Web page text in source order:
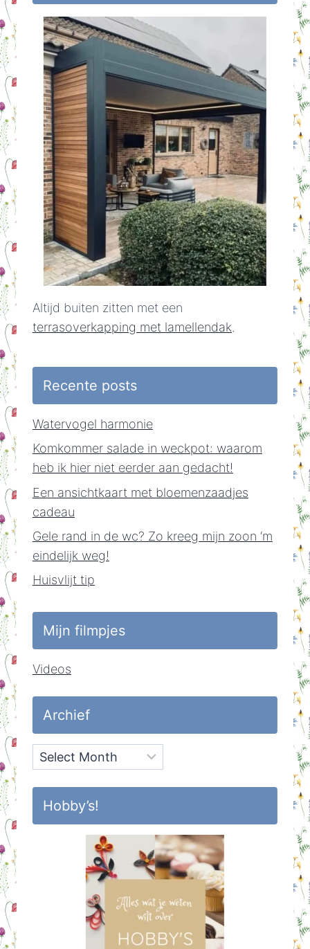
Altijd buiten zitten met een
terrasoverkapping met lamellendak.
Recente posts
Watervogel harmonie
Komkommer salade in weckpot: waarom
heb ik hier niet eerder aan gedacht!
Een ansichtkaart met bloemenzaadjes
cadeau
Gele rand in de wc? Zo kreeg mijn zoon ‘m
eindelijk weg!
Huisvlijt tip
Mijn filmpjes
Videos
Archief
Archief
Hobby’s!